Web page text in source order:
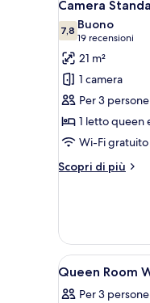
tutte
le
foto
per
Camera
Standard,
1
letto
queen
Camera
7,87,8 su 10
Buono
19 recensioni
(19
recensioni)
21 m²
1 camera
Per 3 persone
1 letto queen
Wi-Fi gratuito
Scopri di più
Altri
1
letto
queen
divano
Apri
tutte
4
Queen Room
Per 3 persone